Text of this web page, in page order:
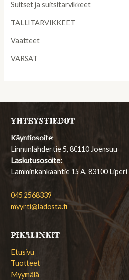
Suitset ja suitsitarvikkeet
TALLITARVIKKEET
Vaatteet
VARSAT
YHTEYSTIEDOT
Käyntiosoite:
Linnunlahdentie 5, 80110 Joensuu
Laskutusosoite:
Lamminkankaantie 15 A, 83100 Liperi
045 2568339
myynti@ladosta.fi
PIKALINKIT
Etusivu
Tuotteet
Myymälä